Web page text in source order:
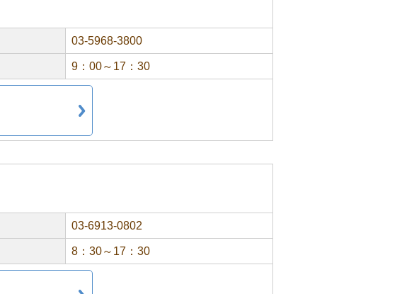
03-5968-3800
9：00～17：30
03-6913-0802
8：30～17：30